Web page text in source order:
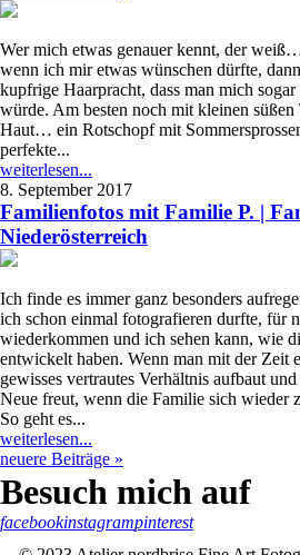
Wer mich etwas genauer kennt, der
wenn ich mir etwas wünschen dürfte,
kupfrige Haarpracht, dass man mich
würde. Am besten noch mit kleinen
Haut… ein Rotschopf mit
perfekte...
weiterlesen...
8. September 2017
Familienfotos mit Familie P. |
Niederösterreich
Ich finde es immer ganz besonders
ich schon einmal fotografieren durfte, für
wiederkommen und ich sehen kann, wie
entwickelt haben. Wenn man mit der Zeit
gewisses vertrautes Verhältnis aufbaut
Neue freut, wenn die Familie sich wieder
So geht es...
weiterlesen...
neuere Beiträge »
Besuch mich auf
facebookinstagrampinterest